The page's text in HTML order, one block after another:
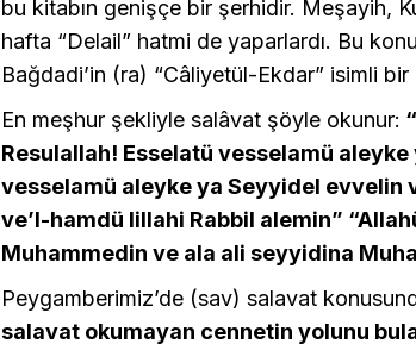
bu kitabın genişçe bir şerhidir. Meşayih,
hafta “Delail” hatmi de yaparlardı. Bu
Bağdadi’in (ra) “Câliyetül-Ekdar” isimli bir
En meşhur şekliyle salâvat şöyle okunur:
Resulallah! Esselatü vesselamü
vesselamü aleyke ya Seyyidel evvelin
ve’l-hamdü lillahi Rabbil alemin”
Muhammedin ve ala ali seyyidina
Peygamberimiz’de (sav) salavat
salavat okumayan cennetin yolunu